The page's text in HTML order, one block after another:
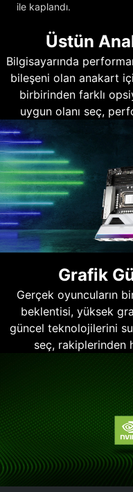
ile kaplandı.
Üstün
Bilgisayarında
bileşeni olan anakart
birbirinden farklı
uygun olanı seç,
Grafik
Gerçek oyuncuların
beklentisi, yüksek
güncel teknolojilerini
seç, rakiplerinden